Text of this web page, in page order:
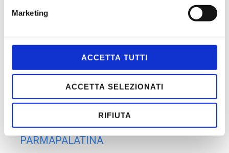
Marketing
ACCETTA TUTTI
ACCETTA SELEZIONATI
RIFIUTA
PARMAPALATINA